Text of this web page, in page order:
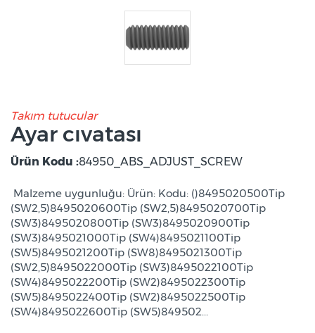
Takım tutucular
Ayar cıvatası
Ürün Kodu :84950_ABS_ADJUST_SCREW
Malzeme uygunluğu: Ürün: Kodu: ()8495020500Tip
(SW2,5)8495020600Tip (SW2,5)8495020700Tip
(SW3)8495020800Tip (SW3)8495020900Tip
(SW3)8495021000Tip (SW4)8495021100Tip
(SW5)8495021200Tip (SW8)8495021300Tip
(SW2,5)8495022000Tip (SW3)8495022100Tip
(SW4)8495022200Tip (SW2)8495022300Tip
(SW5)8495022400Tip (SW2)8495022500Tip
(SW4)8495022600Tip (SW5)849502...